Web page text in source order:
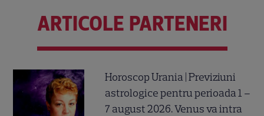
ARTICOLE PARTENERI
Horoscop Urania | Previziuni
astrologice pentru perioada 1 –
7 august 2026. Venus va intra